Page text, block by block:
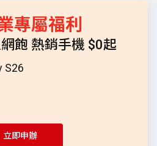
專屬福利
飽 熱銷手機 $0起
S26
立即申辦